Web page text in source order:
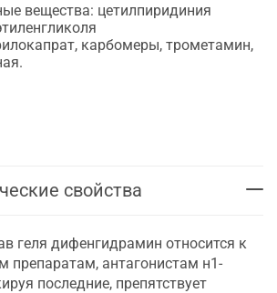
вещества: цетилпиридиния
карбомеры, трометамин,
свойства
геля дифенгидрамин относится к
препаратам, антагонистам н1-
последние, препятствует